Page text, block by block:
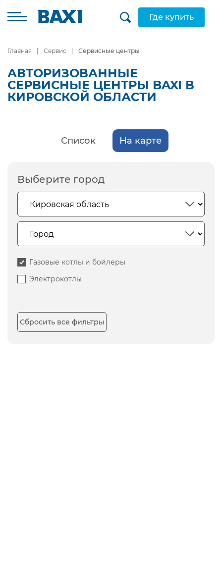
Где купить
Главная Сервис Сервисные центры
АВТОРИЗОВАННЫЕ
СЕРВИСНЫЕ ЦЕНТРЫ BAXI В
КИРОВСКОЙ ОБЛАСТИ
Список На карте
Выберите город
Газовые котлы и бойлеры
Электрокотлы
Сбросить все фильтры